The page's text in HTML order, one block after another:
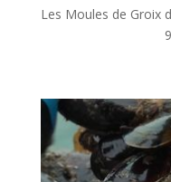
Les Moules de Groix